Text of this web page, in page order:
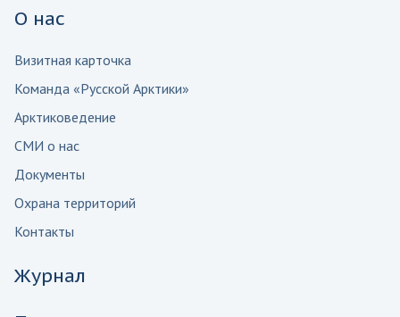
О нас
Визитная карточка
Команда «Русской Арктики»
Арктиковедение
СМИ о нас
Документы
Охрана территорий
Контакты
Журнал